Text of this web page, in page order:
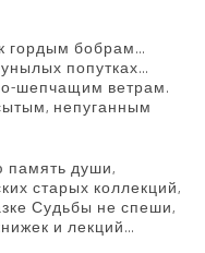
гордым бобрам…
попутках…
шепчащим ветрам.
непуганным
память души,
старых коллекций,
Судьбы не спеши,
и лекций…